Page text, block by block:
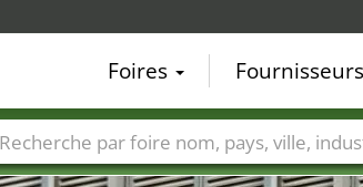
Foires Fournisseurs
Foire noms Pays Villes Secteurs